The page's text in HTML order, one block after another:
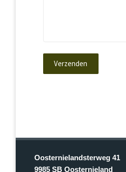
Oosternielandsterweg 41
9985 SB Oosternieland